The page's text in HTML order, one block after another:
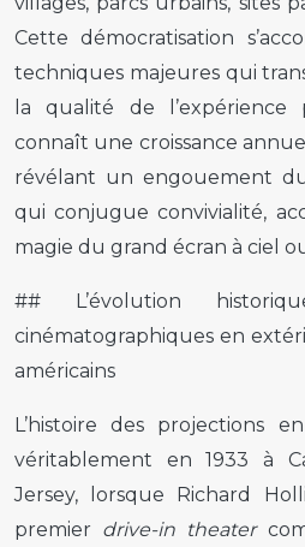
Cette démocratisation
techniques majeures qui
la qualité de l’expérience
connaît une croissance
révélant un engouement
qui conjugue convivialité,
magie du grand écran à ciel
## L’évolution
cinématographiques en
américains
L’histoire des projections
véritablement en 1933 à
Jersey, lorsque Richard
premier drive-in theater